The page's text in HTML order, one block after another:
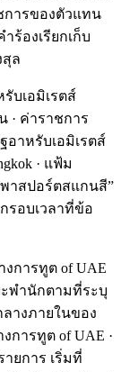
การของตัวแทน
ร้องเรียกเก็บ
สุล
รับเอมิเรตส์
· ค่าราชการ
อาหรับเอมิเรตส์
· แฟ้ม
าสปอร์ตสแกนสี”
รอบเวลาที่ข้อ
งการทูต of UAE
ะพำนักตามที่ระบุ
ลางภายในของ
การทูต of UAE ·
ยการ เริ่มที่